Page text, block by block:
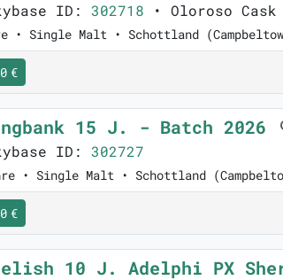
ID: 302718 • Oloroso Cask
• Single Malt • Schottland
€
15 J. - Batch 2026
ID: 302727
• Single Malt • Schottland
€
10 J. Adelphi PX